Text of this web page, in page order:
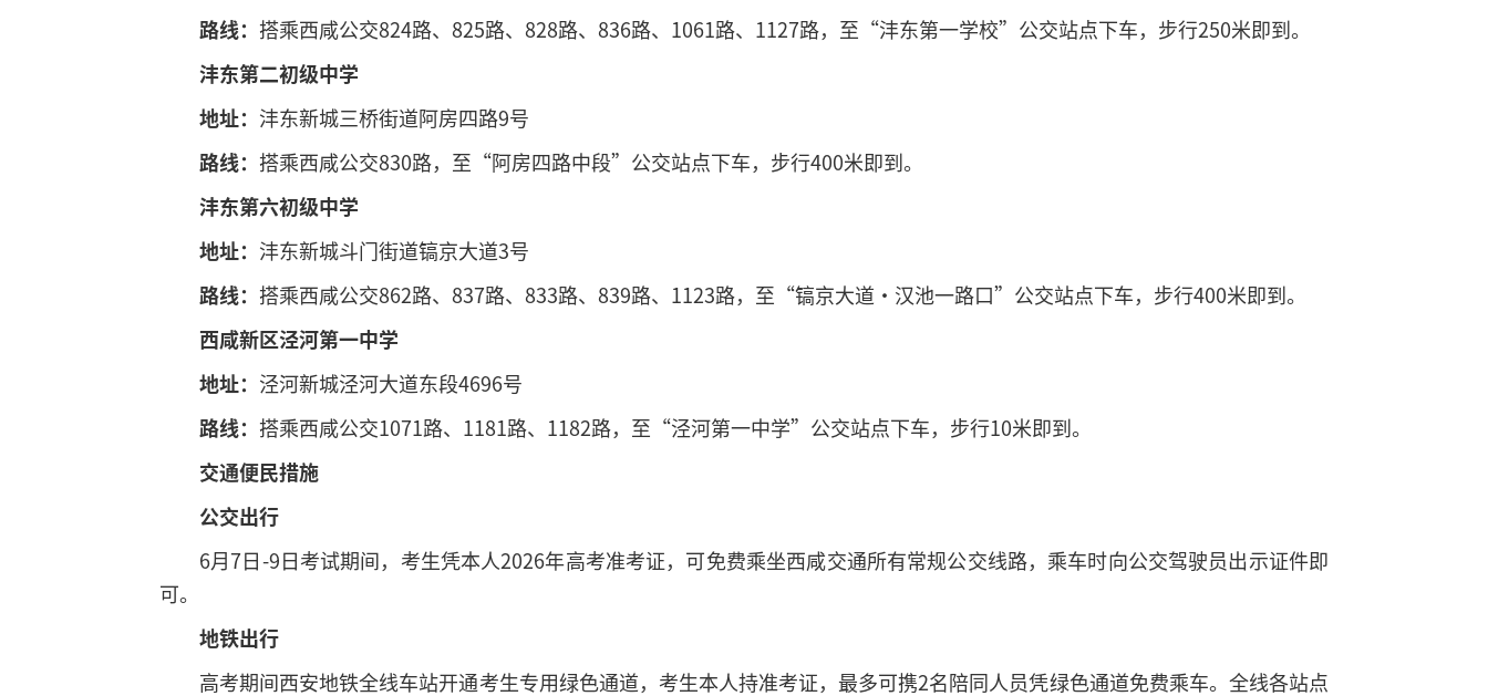
路线： 搭乘西咸公交824路、825路、828路、836路、1061路、1127路，至“沣东第一学校”公交站点下车，步行250米即到。
沣东第二初级中学
地址： 沣东新城三桥街道阿房四路9号
路线： 搭乘西咸公交830路，至“阿房四路中段”公交站点下车，步行400米即到。
沣东第六初级中学
地址： 沣东新城斗门街道镐京大道3号
路线： 搭乘西咸公交862路、837路、833路、839路、1123路，至“镐京大道·汉池一路口”公交站点下车，步行400米即到。
西咸新区泾河第一中学
地址： 泾河新城泾河大道东段4696号
路线： 搭乘西咸公交1071路、1181路、1182路，至“泾河第一中学”公交站点下车，步行10米即到。
交通便民措施
公交出行
6月7日-9日考试期间，考生凭本人2026年高考准考证，可免费乘坐西咸交通所有常规公交线路，乘车时向公交驾驶员出示证件即
可。
地铁出行
高考期间西安地铁全线车站开通考生专用绿色通道，考生本人持准考证，最多可携2名陪同人员凭绿色通道免费乘车。全线各站点